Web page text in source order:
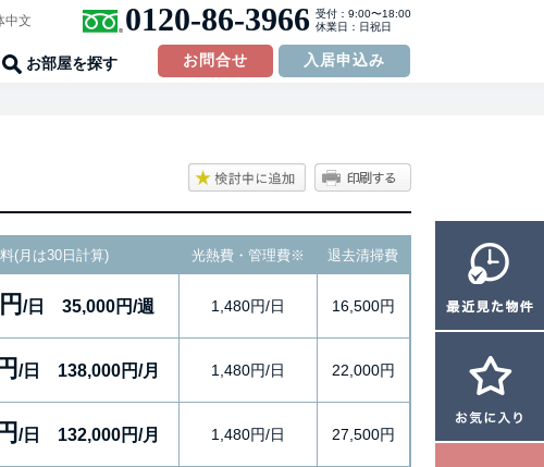
中文 0120-86-3966 受付：9:00〜18:00
休業日：日祝日
お部屋を探す お問合せ 入居申込み
(月は30日計算) 光熱費・管理費※ 退去清掃費
/日 35,000円/週 1,480円/日 16,500円
/日 138,000円/月 1,480円/日 22,000円
/日 132,000円/月 1,480円/日 27,500円